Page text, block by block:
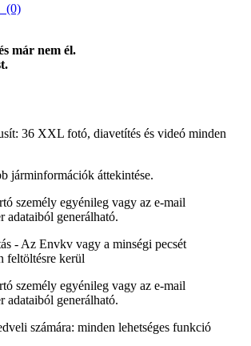
(0)
már nem él.
36 XXL fotó, diavetítés és videó minden
járminformációk áttekintése.
személy egyénileg vagy az e-mail
adataiból generálható.
- Az Envkv vagy a minségi pecsét
feltöltésre kerül
személy egyénileg vagy az e-mail
adataiból generálható.
számára: minden lehetséges funkció